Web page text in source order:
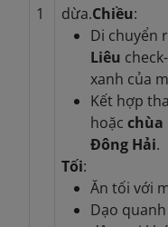
1
dừa.Chiều:
Di chuyển
Liêu
xanh của
Kết hợp
hoặc chùa
Đông Hải.
Tối:
Ăn tối với
Dạo